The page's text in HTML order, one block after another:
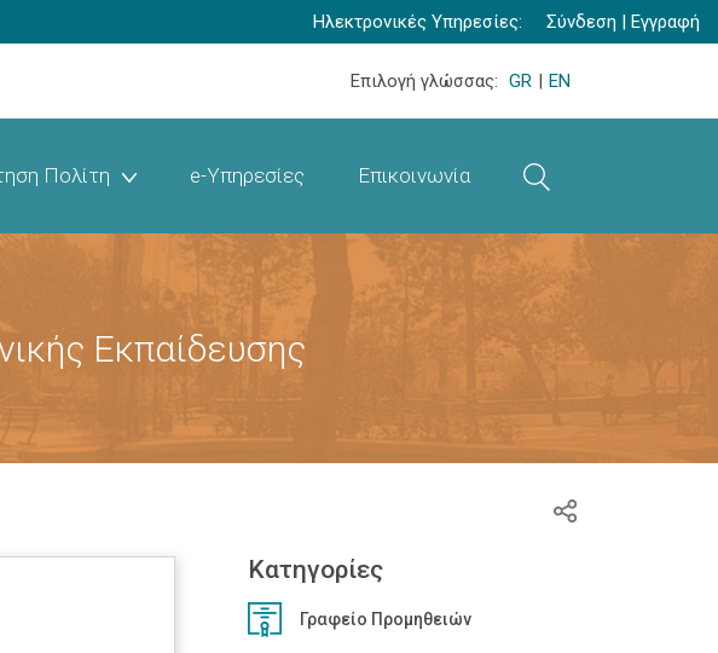
Ηλεκτρονικές Υπηρεσίες: Σύνδεση | Εγγραφή
Επιλογή γλώσσας: GR | EN
Πολίτη e-Υπηρεσίες Επικοινωνία
Εκπαίδευσης
Κατηγορίες
Γραφείο Προμηθειών